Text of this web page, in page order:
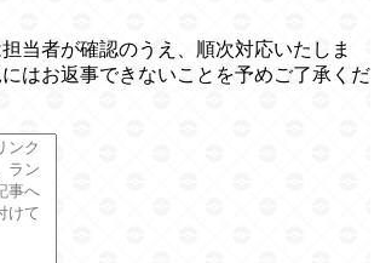
当者が確認のうえ、順次対応いたしま
はお返事できないことを予めご了承くだ